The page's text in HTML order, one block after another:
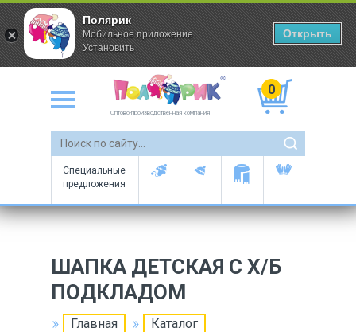
Оптово-производственная компания
0
Специальные
предложения
ШАПКА ДЕТСКАЯ С Х/Б
ПОДКЛАДОМ
Главная
Каталог
Полярик
Мобильное приложение
Установить
Открыть